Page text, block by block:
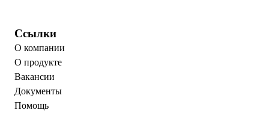
Ссылки
О компании
О продукте
Вакансии
Документы
Помощь